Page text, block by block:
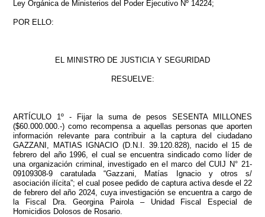
Ley Orgánica de Ministerios del Poder Ejecutivo Nº 14224;
POR ELLO:
EL MINISTRO DE JUSTICIA Y SEGURIDAD
RESUELVE:
ARTÍCULO 1º - Fijar la suma de pesos SESENTA MILLONES
($60.000.000.-) como recompensa a aquellas personas que aporten
información relevante para contribuir a la captura del ciudadano
GAZZANI, MATIAS IGNACIO (D.N.I. 39.120.828), nacido el 15 de
febrero del año 1996, el cual se encuentra sindicado como líder de
una organización criminal, investigado en el marco del CUIJ N° 21-
09109308-9 caratulada “Gazzani, Matías Ignacio y otros s/
asociación ilícita”; el cual posee pedido de captura activa desde el 22
de febrero del año 2024, cuya investigación se encuentra a cargo de
la Fiscal Dra. Georgina Pairola – Unidad Fiscal Especial de
Homicidios Dolosos de Rosario.